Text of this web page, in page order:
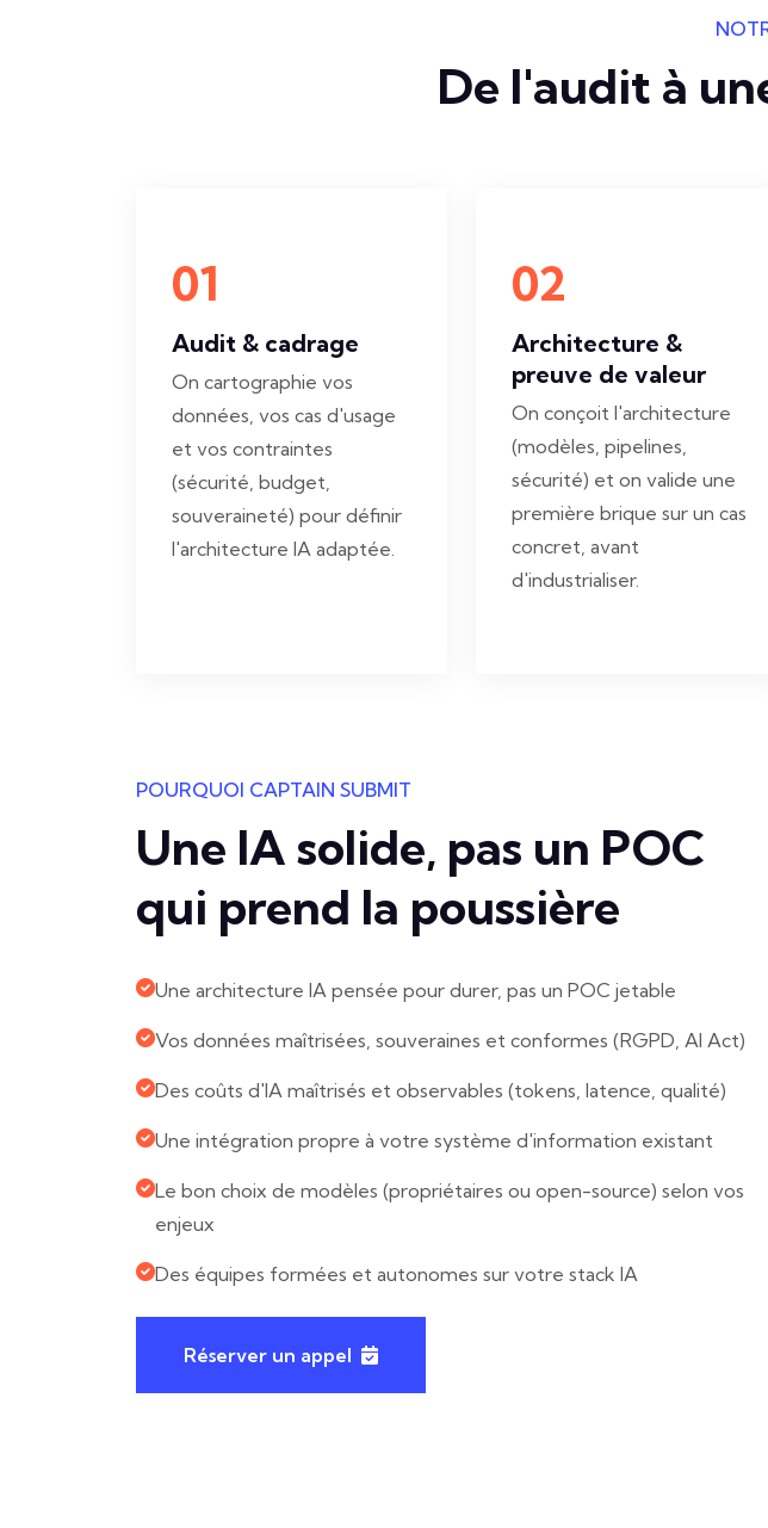
De l'audit à
01
Audit & cadrage
On cartographie vos
données, vos cas d'usage
et vos contraintes
(sécurité, budget,
souveraineté) pour définir
l'architecture IA adaptée.
02
Architecture &
preuve de valeur
On conçoit l'architecture
(modèles, pipelines,
sécurité) et on valide une
première brique sur un cas
concret, avant
d'industrialiser.
POURQUOI CAPTAIN SUBMIT
Une IA solide, pas un POC
qui prend la poussière
Une architecture IA pensée pour durer, pas un POC jetable
Vos données maîtrisées, souveraines et conformes (RGPD, AI Act)
Des coûts d'IA maîtrisés et observables (tokens, latence, qualité)
Une intégration propre à votre système d'information existant
Le bon choix de modèles (propriétaires ou open-source) selon vos
enjeux
Des équipes formées et autonomes sur votre stack IA
Réserver un appel